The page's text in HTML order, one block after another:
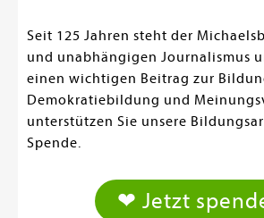
Seit 125 Jahren steht der
und unabhängigen Journalismus
einen wichtigen Beitrag zur
Demokratiebildung und
unterstützen Sie unsere
Spende.
❤ Jetzt